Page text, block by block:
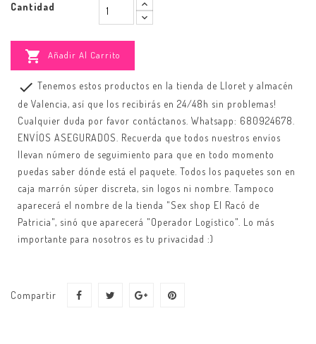
Cantidad
 Añadir Al Carrito
 Tenemos estos productos en la tienda de Lloret y almacén
de Valencia, así que los recibirás en 24/48h sin problemas!
Cualquier duda por favor contáctanos. Whatsapp: 680924678.
ENVÍOS ASEGURADOS. Recuerda que todos nuestros envíos
llevan número de seguimiento para que en todo momento
puedas saber dónde está el paquete. Todos los paquetes son en
caja marrón súper discreta, sin logos ni nombre. Tampoco
aparecerá el nombre de la tienda "Sex shop El Racó de
Patricia", sinó que aparecerá "Operador Logístico". Lo más
importante para nosotros es tu privacidad :)
Compartir